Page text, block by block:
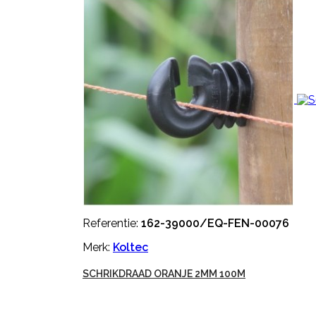
Referentie: 162-39000/EQ-FEN-00076
Merk: Koltec
SCHRIKDRAAD ORANJE 2MM 100M